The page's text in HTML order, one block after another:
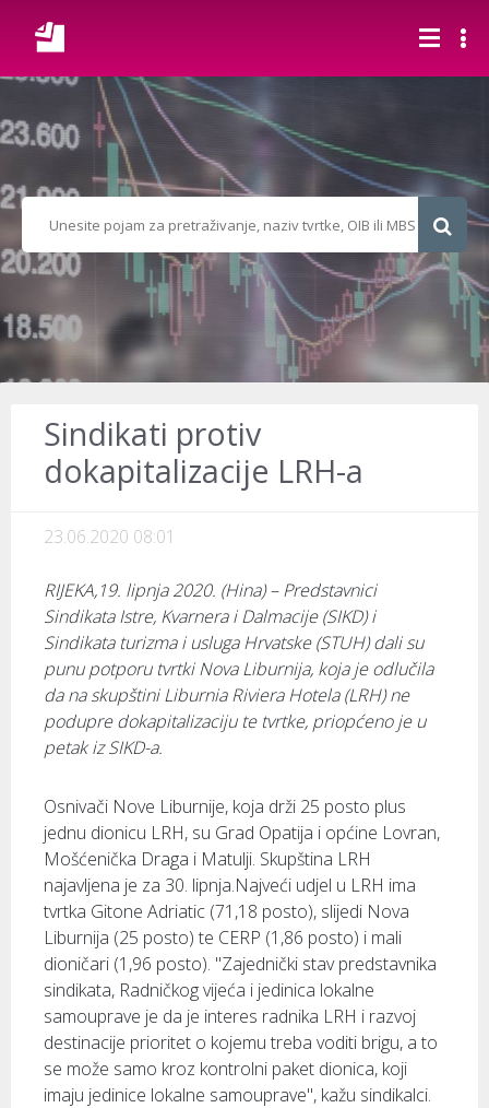
Sindikati protiv
dokapitalizacije LRH-a
23.06.2020 08:01
RIJEKA,19. lipnja 2020. (Hina) – Predstavnici
Sindikata Istre, Kvarnera i Dalmacije (SIKD) i
Sindikata turizma i usluga Hrvatske (STUH) dali su
punu potporu tvrtki Nova Liburnija, koja je odlučila
da na skupštini Liburnia Riviera Hotela (LRH) ne
podupre dokapitalizaciju te tvrtke, priopćeno je u
petak iz SIKD-a.
Osnivači Nove Liburnije, koja drži 25 posto plus
jednu dionicu LRH, su Grad Opatija i općine Lovran,
Mošćenička Draga i Matulji. Skupština LRH
najavljena je za 30. lipnja.Najveći udjel u LRH ima
tvrtka Gitone Adriatic (71,18 posto), slijedi Nova
Liburnija (25 posto) te CERP (1,86 posto) i mali
dioničari (1,96 posto). "Zajednički stav predstavnika
sindikata, Radničkog vijeća i jedinica lokalne
samouprave je da je interes radnika LRH i razvoj
destinacije prioritet o kojemu treba voditi brigu, a to
se može samo kroz kontrolni paket dionica, koji
imaju jedinice lokalne samouprave", kažu sindikalci.